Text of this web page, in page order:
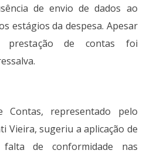
de envio de dados ao
estágios da despesa. Apesar
prestação de contas foi
representado pelo
Vieira, sugeriu a aplicação de
de conformidade nas